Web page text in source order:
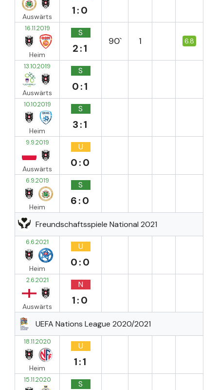
Auswärts 1:0
16.11.2019
Heim
S
2:1
90` 1 6.8
13.10.2019
Auswärts
S
0:1
10.10.2019
Heim
S
3:1
9.9.2019
Auswärts
U
0:0
6.9.2019
Heim
S
6:0
Freundschaftsspiele National 2021
6.6.2021
Heim
U
0:0
2.6.2021
Auswärts
N
1:0
UEFA Nations League 2020/2021
18.11.2020
Heim
U
1:1
15.11.2020 S